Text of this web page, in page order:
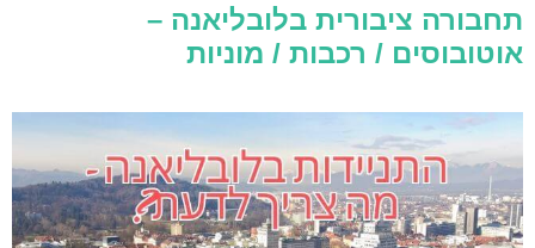
תחבורה ציבורית בלובליאנה –
אוטובוסים / רכבות / מוניות